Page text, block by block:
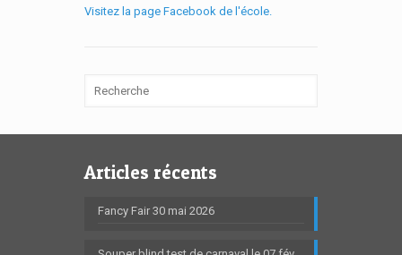
Visitez la page Facebook de l'école.
Articles récents
Fancy Fair 30 mai 2026